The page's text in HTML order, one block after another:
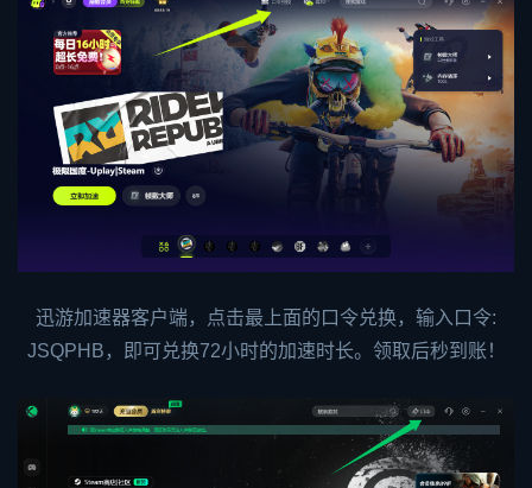
迅游加速器客户端，点击最上面的口令兑换，输入口令:
JSQPHB，即可兑换72小时的加速时长。领取后秒到账！